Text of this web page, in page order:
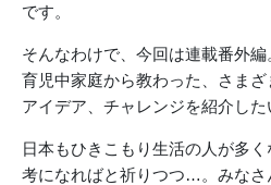
です。
そんなわけで、今回は連載番外
育児中家庭から教わった、さまざ
アイデア、チャレンジを紹介した
日本もひきこもり生活の人が多
考になればと祈りつつ…。みなさ